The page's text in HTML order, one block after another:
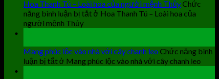
Hoa Thanh Tú – Loài hoa của người mệnh ThủyChức
năng bình luận bị tắtở Hoa Thanh Tú – Loài hoa của
người mệnh Thủy
Mang phúc lộc vào nhà với cây chanh leoChức năng bình
luận bị tắtở Mang phúc lộc vào nhà với cây chanh leo